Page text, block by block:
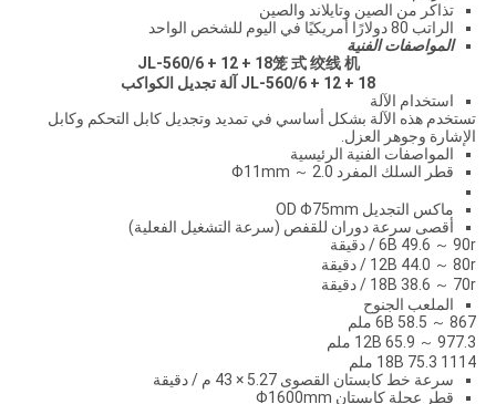
تذاكر من الصين وتايلاند والصين
الراتب 80 دولارًا أمريكيًا في اليوم للشخص الواحد
المواصفات الفنية
JL-560/6 + 12 + 18笼 式 绞线 机
JL-560/6 + 12 + 1 8
آلة تجديل الكواكب
استخدام الآلة
تستخدم هذه الآلة بشكل أساسي في تمديد وتجديل كابل التحكم وكابل
الإشارة وجوهر العزل.
المواصفات الفنية الرئيسية
قطر السلك المفرد 2.0 ～ Φ11mm
ماكس التجديل OD Φ75mm
أقصى سرعة دوران للقفص (سرعة التشغيل الفعلية)
6B 49.6 ～ 90r / دقيقة
12B 44.0 ～ 80r / دقيقة
18B 38.6 ～ 70r / دقيقة
الملعب الجنوح
6B 58.5 ～ 867 ملم
12B 65.9 ～ 977.3 ملم
18B 75.3 1114 ملم
سرعة خط كابستان القصوى 5.27 × 43 م / دقيقة
قطر عجلة كابستان Φ1600mm